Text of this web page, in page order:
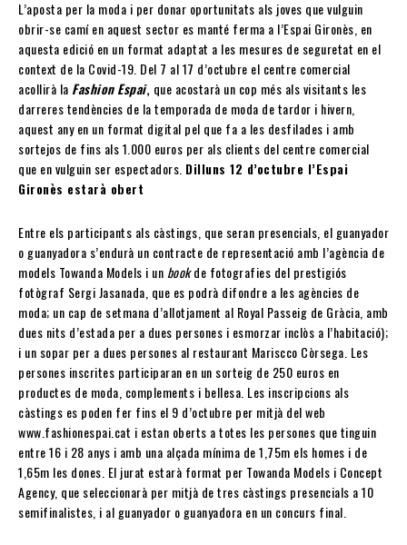
L’aposta per la moda i per donar oportunitats als joves que vulguin
obrir-se camí en aquest sector es manté ferma a l’Espai Gironès, en
aquesta edició en un format adaptat a les mesures de seguretat en el
context de la Covid-19. Del 7 al 17 d’octubre el centre comercial
acollirà la Fashion Espai, que acostarà un cop més als visitants les
darreres tendències de la temporada de moda de tardor i hivern,
aquest any en un format digital pel que fa a les desfilades i amb
sortejos de fins als 1.000 euros per als clients del centre comercial
que en vulguin ser espectadors. Dilluns 12 d’octubre l’Espai
Gironès estarà obert
Entre els participants als càstings, que seran presencials, el guanyador
o guanyadora s’endurà un contracte de representació amb l’agència de
models Towanda Models i unbookde fotografies del prestigiós
fotògraf Sergi Jasanada, que es podrà difondre a les agències de
moda; un cap de setmana d’allotjament al Royal Passeig de Gràcia, amb
dues nits d’estada per a dues persones i esmorzar inclòs a l’habitació);
i un sopar per a dues persones al restaurant Mariscco Còrsega. Les
persones inscrites participaran en un sorteig de 250 euros en
productes de moda, complements i bellesa. Les inscripcions als
càstings es poden fer fins el 9 d’octubre per mitjà del web
www.fashionespai.cat i estan oberts a totes les persones que tinguin
entre 16 i 28 anys i amb una alçada mínima de 1,75m els homes i de
1,65m les dones. El jurat estarà format per Towanda Models i Concept
Agency, que seleccionarà per mitjà de tres càstings presencials a 10
semifinalistes, i al guanyador o guanyadora en un concurs final.